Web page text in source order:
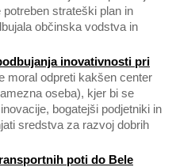
strateški plan in
občinska vodstva in
inovativnosti pri
moral odpreti kakšen center
oseba), kjer bi se
bogatejši podjetniki in
sredstva za razvoj dobrih
poti do Bele